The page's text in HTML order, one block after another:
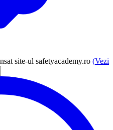
site-ul safetyacademy.ro (Vezi